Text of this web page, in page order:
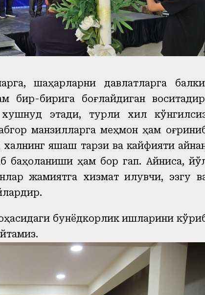
шаҳарларни давлатларга
бир-бирига боғлайдиган
этади, турли хил
манзилларга меҳмон ҳам
яшаш тарзи ва кайфияти
баҳоланиши ҳам бор гап. Айниқса,
жамиятга хизмат қилувчи, эзгу
бунёдкорлик ишларини